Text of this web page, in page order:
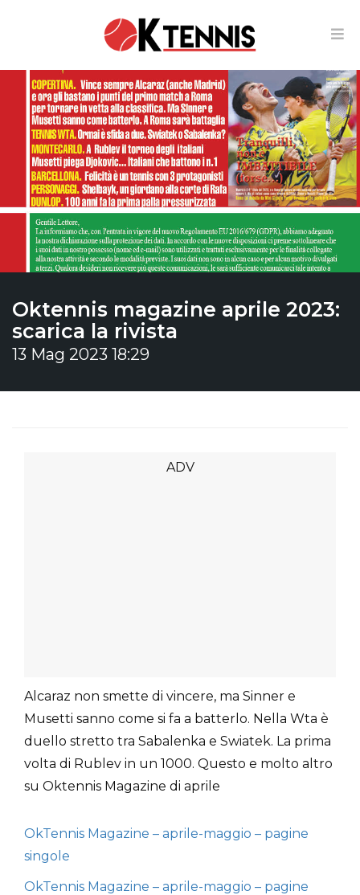
Oktennis magazine aprile 2023:
scarica la rivista
13 Mag 2023 18:29
Alcaraz non smette di vincere, ma Sinner e
Musetti sanno come si fa a batterlo. Nella Wta è
duello stretto tra Sabalenka e Swiatek. La prima
volta di Rublev in un 1000. Questo e molto altro
su Oktennis Magazine di aprile
OkTennis Magazine – aprile-maggio – pagine
singole
OkTennis Magazine – aprile-maggio – pagine